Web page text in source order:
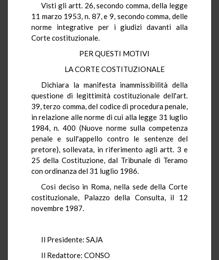
Visti gli artt. 26, secondo comma, della legge
11 marzo 1953, n. 87, e 9, secondo comma, delle
norme integrative per i giudizi davanti alla
Corte costituzionale.
PER QUESTI MOTIVI
LA CORTE COSTITUZIONALE
Dichiara la manifesta inammissibilità della
questione di legittimità costituzionale dell'art.
39, terzo comma, del codice di procedura penale,
in relazione alle norme di cui alla legge 31 luglio
1984, n. 400 (Nuove norme sulla competenza
penale e sull'appello contro le sentenze del
pretore), sollevata, in riferimento agli artt. 3 e
25 della Costituzione, dal Tribunale di Teramo
con ordinanza del 31 luglio 1986.
Così deciso in Roma, nella sede della Corte
costituzionale, Palazzo della Consulta, il 12
novembre 1987.
Il Presidente: SAJA
Il Redattore: CONSO